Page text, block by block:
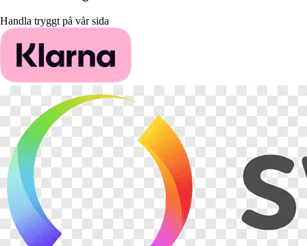
Handla tryggt på vår sida